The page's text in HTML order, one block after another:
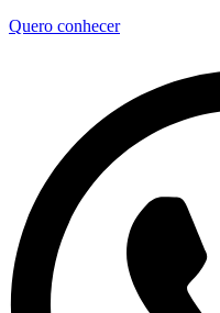
Quero conhecer